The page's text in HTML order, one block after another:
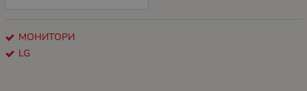
МОНИТОРИ
LG